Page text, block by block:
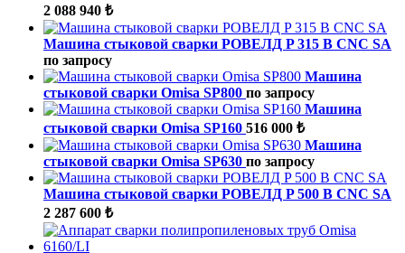
2 088 940 ₺
Машина стыковой сварки РОВЕЛД P 315 B CNC SA
по запросу
Машина
стыковой сварки Omisa SP800 по запросу
Машина
стыковой сварки Omisa SP160 516 000 ₺
Машина
стыковой сварки Omisa SP630 по запросу
Машина стыковой сварки РОВЕЛД P 500 B CNC SA
2 287 600 ₺